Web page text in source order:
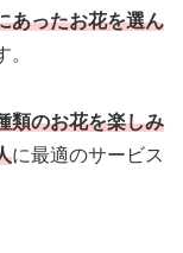
あったお花を選ん
類のお花を楽しみ
に最適のサービス